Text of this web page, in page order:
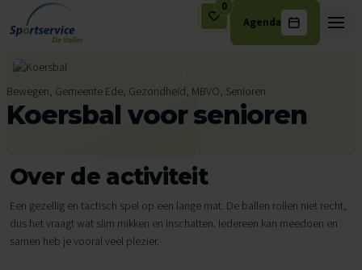
Ga naar de inhoud
0
Agenda
Bewegen, Gemeente Ede, Gezondheid, MBVO, Senioren
Koersbal voor senioren
Over de activiteit
Een gezellig en tactisch spel op een lange mat. De ballen rollen niet recht,
dus het vraagt wat slim mikken en inschatten. Iedereen kan meedoen en
samen heb je vooral veel plezier.